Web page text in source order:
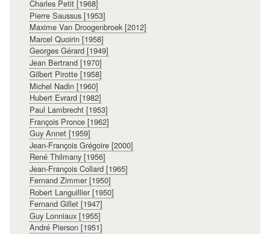
Charles Petit [1968]
Pierre Saussus [1953]
Maxime Van Droogenbroek [2012]
Marcel Quoirin [1958]
Georges Gérard [1949]
Jean Bertrand [1970]
Gilbert Pirotte [1958]
Michel Nadin [1960]
Hubert Evrard [1982]
Paul Lambrecht [1953]
François Pronce [1962]
Guy Annet [1959]
Jean-François Grégoire [2000]
René Thilmany [1956]
Jean-François Collard [1965]
Fernand Zimmer [1950]
Robert Languillier [1950]
Fernand Gillet [1947]
Guy Lonniaux [1955]
André Pierson [1951]